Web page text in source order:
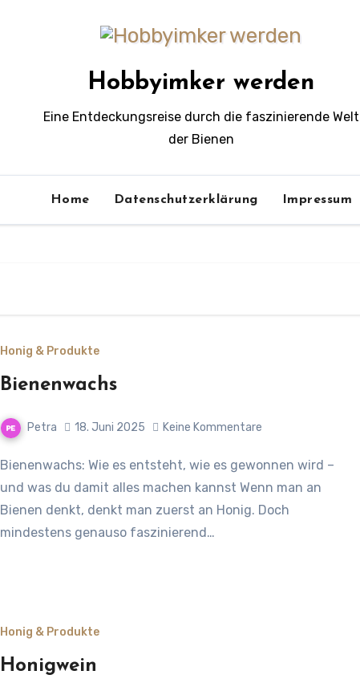
Hobbyimker werden
Eine Entdeckungsreise durch die faszinierende Welt
der Bienen
Home Datenschutzerklärung Impressum
Honig & Produkte
Bienenwachs
Petra 18. Juni 2025 Keine Kommentare
Bienenwachs: Wie es entsteht, wie es gewonnen wird –
und was du damit alles machen kannst Wenn man an
Bienen denkt, denkt man zuerst an Honig. Doch
mindestens genauso faszinierend…
Honig & Produkte
Honigwein